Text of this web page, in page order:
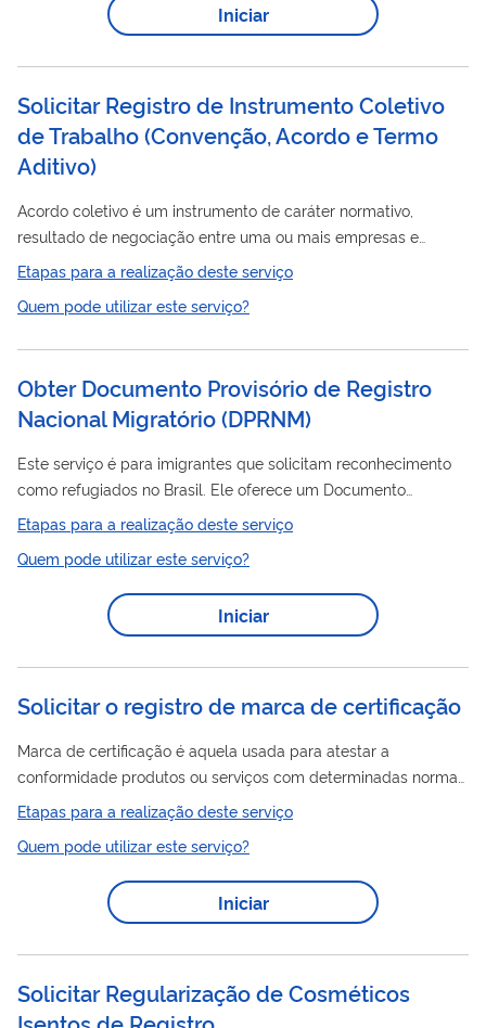
Iniciar
Solicitar Registro de Instrumento Coletivo
de Trabalho (Convenção, Acordo e Termo
Aditivo)
Acordo coletivo é um instrumento de caráter normativo,
resultado de negociação entre uma ou mais empresas e
entidade sindical de trabalhadores. Convenção coletiva é um
instrumento normativo que resulta da negociação entre
entidades sindicais laboral e patronal. Por sua vez, Termo
coletivo de trabalho já formalizado e registrado. Esses
instrumentos coletivos têm a finalidade...
Etapas para a realização deste serviço
Quem pode utilizar este serviço?
Obter Documento Provisório de Registro
Nacional Migratório(DPRNM)
Este serviço é para imigrantes que solicitam reconhecimento
como refugiados no Brasil. Ele oferece um Documento
Provisório deRegistroNacional Migratório (DPRNM) enquanto
Refugiados (CONARE).
Etapas para a realização deste serviço
Quem pode utilizar este serviço?
Iniciar
Solicitar o registro de marca de certificação
Marca de certificação é aquela usada para atestar a
conformidade produtos ou serviços com determinadas normas,
padrões ou especificações técnicas, notadamente quanto à
qualidade, natureza, material utilizado e metodologia
empregada. Seu objetivo é informar ao público que o produto
ou serviço distinguido pela marca está de acordo com normas
ou padrões técnicos específicos. É, portanto, diferente da
INPI NÃO ENVIA BOLETOS NEM FAZ COBRANÇAS....
Etapas para a realização deste serviço
Quem pode utilizar este serviço?
Iniciar
Solicitar Regularização de Cosméticos